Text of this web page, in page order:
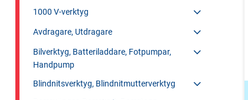
1000 V-verktyg
Avdragare, Utdragare
Bilverktyg, Batteriladdare, Fotpumpar,
Handpump
Blindnitsverktyg, Blindnitmutterverktyg